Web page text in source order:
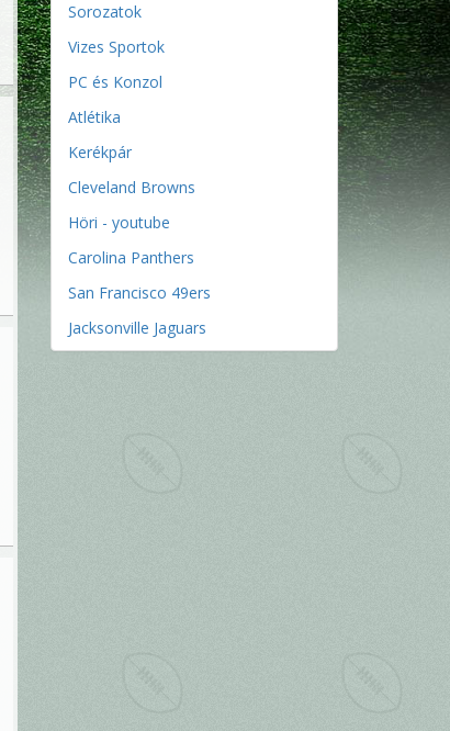
Sorozatok
Vizes Sportok
PC és Konzol
Atlétika
Kerékpár
Cleveland Browns
Höri - youtube
Carolina Panthers
San Francisco 49ers
Jacksonville Jaguars